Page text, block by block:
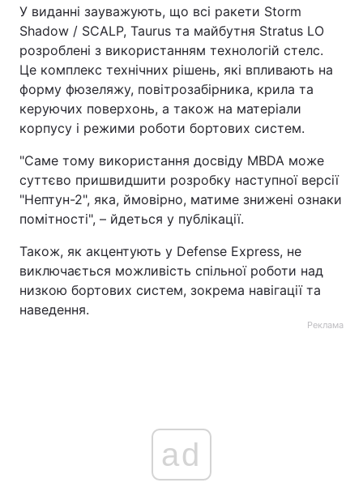
У виданні зауважують, що всі ракети Storm
Shadow / SCALP, Taurus та майбутня Stratus LO
розроблені з використанням технологій стелс.
Це комплекс технічних рішень, які впливають на
форму фюзеляжу, повітрозабірника, крила та
керуючих поверхонь, а також на матеріали
корпусу і режими роботи бортових систем.
"Саме тому використання досвіду MBDA може
суттєво пришвидшити розробку наступної версії
"Нептун-2", яка, ймовірно, матиме знижені ознаки
помітності", – йдеться у публікації.
Також, як акцентують у Defense Express, не
виключається можливість спільної роботи над
низкою бортових систем, зокрема навігації та
наведення.
Реклама
ad